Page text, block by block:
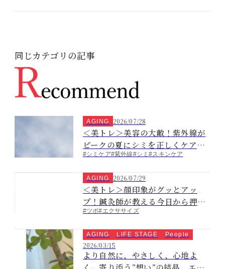
同じカテゴリの記事
AGING 2026/07/28
＜美トレ＞美容の大敵！紫外線が
ピークの夏にシミを正しくケアし
ましょう
#シミケア#紫外線#シミ#スキンケア
AGING 2026/07/29
＜美トレ＞顔印象がグッとアッ
プ！鍼灸師が教える今日から押せ
る美容ツボ！
#ツボ#エクササイズ
AGING LIFE STAGE People
2026/03/15
より自然に、やさしく、心地よ
く。寄り添う”想い”の結晶、エタ